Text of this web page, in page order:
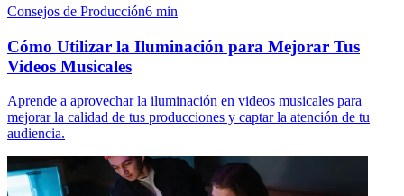
Consejos de Producción6 min
Cómo Utilizar la Iluminación para Mejorar Tus
Videos Musicales
Aprende a aprovechar la iluminación en videos musicales para
mejorar la calidad de tus producciones y captar la atención de tu
audiencia.